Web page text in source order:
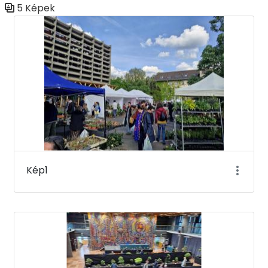
5 Képek
Médiatár
Kép1